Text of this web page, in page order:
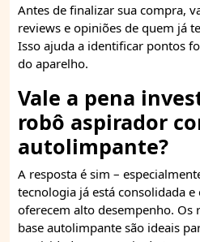
Antes de finalizar sua compra,
reviews e opiniões de quem já
Isso ajuda a identificar pontos
do aparelho.
Vale a pena
robô aspirador
autolimpante?
A resposta é sim –
tecnologia já está consolidada
oferecem alto desempenho. Os
base autolimpante são ideais